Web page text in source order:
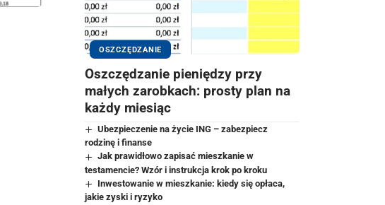
OSZCZĘDZANIE
Oszczędzanie pieniędzy przy
małych zarobkach: prosty plan na
każdy miesiąc
Ubezpieczenie na życie ING – zabezpiecz
rodzinę i finanse
Jak prawidłowo zapisać mieszkanie w
testamencie? Wzór i instrukcja krok po kroku
Inwestowanie w mieszkanie: kiedy się opłaca,
jakie zyski i ryzyko